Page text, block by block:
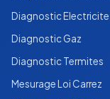
Diagnostic Electricite
Diagnostic Gaz
Diagnostic Termites
Mesurage Loi Carrez